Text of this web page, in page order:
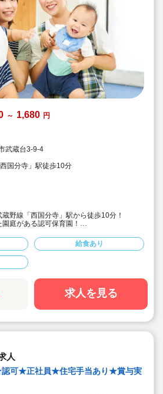
～ 1,680 円
武蔵台3-9-4
国分寺」駅徒歩10分
野線「西国分寺」駅から徒歩10分！
庭がある認可保育園！
ート派遣実績あり！時給1,600円スタート★
給食あり
求人を見る
人
認可★正社員★住宅手当あり★賞与実